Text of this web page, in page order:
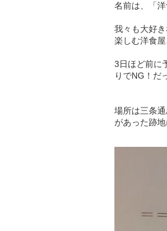
名前は、「洋
我々も大好
楽しむ洋食屋
3日ほど前に
りでNG！だ
場所は三条
があった跡